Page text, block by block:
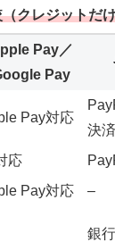
クレジットだ
Pay／
Pay
Pay対応
決
応
Pay対応
–
銀